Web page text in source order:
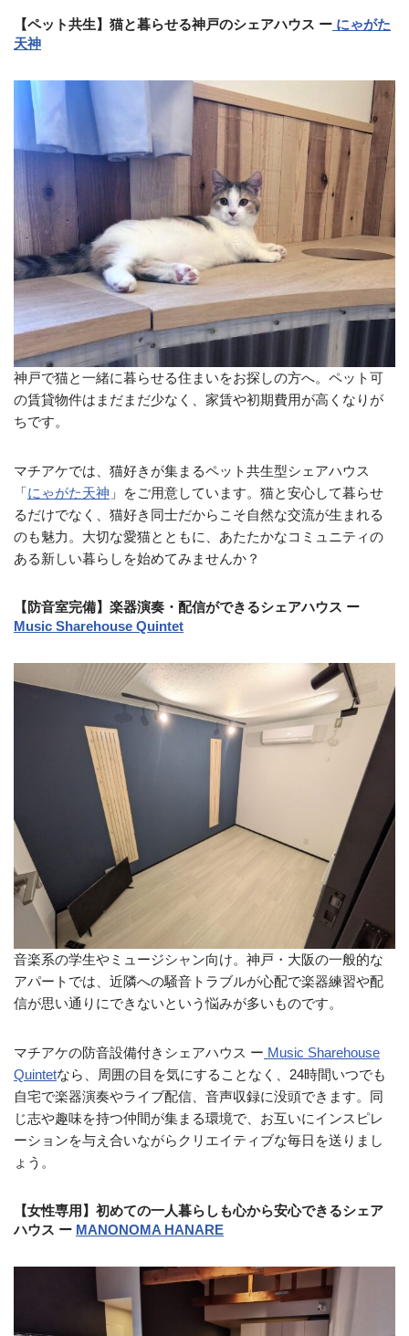
【ペット共生】猫と暮らせる神戸のシェアハウス ー にゃがた
天神
神戸で猫と一緒に暮らせる住まいをお探しの方へ。ペット可
の賃貸物件はまだまだ少なく、家賃や初期費用が高くなりが
ちです。
マチアケでは、猫好きが集まるペット共生型シェアハウス
「にゃがた天神 」をご用意しています。猫と安心して暮らせ
るだけでなく、猫好き同士だからこそ自然な交流が生まれる
のも魅力。大切な愛猫とともに、あたたかなコミュニティの
ある新しい暮らしを始めてみませんか？
【防音室完備】楽器演奏・配信ができるシェアハウス ー
Music Sharehouse Quintet
音楽系の学生やミュージシャン向け。神戸・大阪の一般的な
アパートでは、近隣への騒音トラブルが心配で楽器練習や配
信が思い通りにできないという悩みが多いものです。
マチアケの防音設備付きシェアハウス ー Music Sharehouse
Quintetなら、周囲の目を気にすることなく、24時間いつでも
自宅で楽器演奏やライブ配信、音声収録に没頭できます。同
じ志や趣味を持つ仲間が集まる環境で、お互いにインスピレ
ーションを与え合いながらクリエイティブな毎日を送りまし
ょう。
【女性専用】初めての一人暮らしも心から安心できるシェア
ハウス ー MANONOMA HANARE